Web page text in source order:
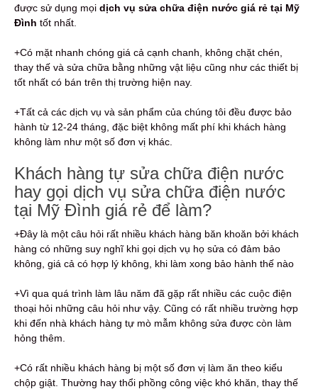
được sử dụng mọi dịch vụ sửa chữa điện nước giá rẻ tại Mỹ
Đình tốt nhất.
+Có mặt nhanh chóng giá cả cạnh chanh, không chặt chén,
thay thế và sửa chữa bằng những vật liệu cũng như các thiết bị
tốt nhất có bán trên thị trường hiện nay.
+Tất cả các dịch vụ và sản phẩm của chúng tôi đều được bảo
hành từ 12-24 tháng, đặc biệt không mất phí khi khách hàng
không làm như một số đơn vị khác.
Khách hàng tự sửa chữa điện nước
hay gọi dịch vụ sửa chữa điện nước
tại Mỹ Đình giá rẻ để làm?
+Đây là một câu hỏi rất nhiều khách hàng băn khoăn bởi khách
hàng có những suy nghĩ khi gọi dịch vụ họ sửa có đảm bảo
không, giá cả có hợp lý không, khi làm xong bảo hành thế nào
+Vì qua quá trình làm lâu năm đã gặp rất nhiều các cuộc điện
thoại hỏi những câu hỏi như vậy. Cũng có rất nhiều trường hợp
khi đến nhà khách hàng tự mò mẫm không sửa được còn làm
hỏng thêm.
+Có rất nhiều khách hàng bị một số đơn vị làm ăn theo kiểu
chộp giật. Thường hay thổi phồng công việc khó khăn, thay thế